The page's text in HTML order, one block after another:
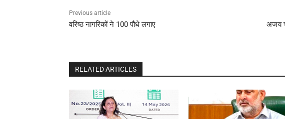
Previous article
वरिष्ठ नागरिकों ने 100 पौधे लगाए
अजय
RELATED ARTICLES